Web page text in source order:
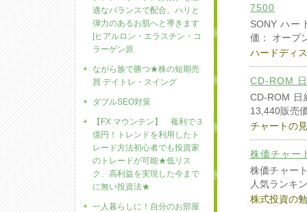
7500
SONY ハー
価： オープ
ハードディ
CD-ROM
CD-ROM
13,440販売
チャートの
株価チャー
株価チャー
人気ランキ
株式投資の
適なバランスで配合。ハリと
弾力のあるお肌へと導きます
[ヒアルロン・エラスチン・コ
ラーゲン原
ながら族で勝つ★株の短期売
買 デイトレ・スイング
ダブルSEO対策
【FX マウンテン】 複利で３
億円！トレンドを利用したト
レード方法初心者でも投資家
のトレードが可能★低リス
ク、高利益を実現した今まで
に無い投資法★
一人暮らしに！自分のお部屋